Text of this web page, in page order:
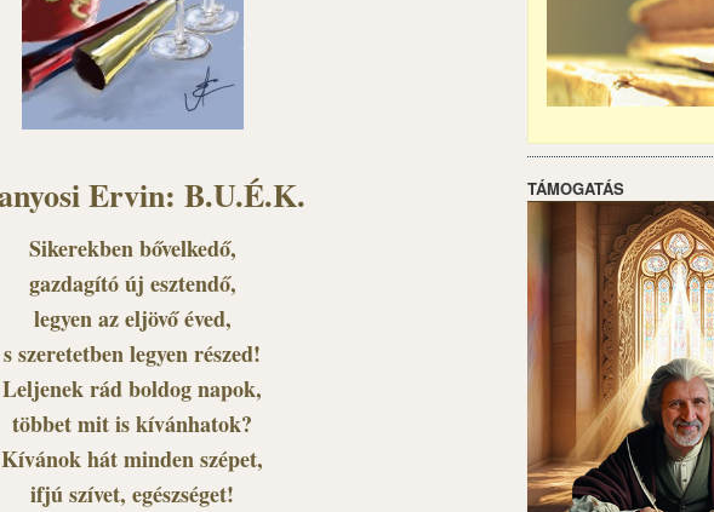
Ervin: B.U.É.K.
Sikerekben bővelkedő,
gazdagító új esztendő,
legyen az eljövő éved,
s szeretetben legyen részed!
Leljenek rád boldog napok,
többet mit is kívánhatok?
Kívánok hát minden szépet,
ifjú szívet, egészséget!
TÁMOGATÁS